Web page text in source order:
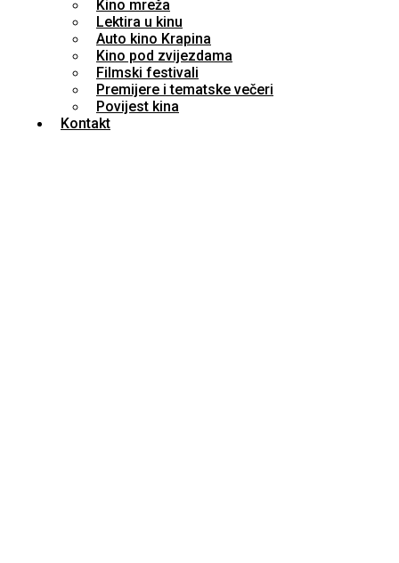
Kino mreža
Lektira u kinu
Auto kino Krapina
Kino pod zvijezdama
Filmski festivali
Premijere i tematske večeri
Povijest kina
Kontakt